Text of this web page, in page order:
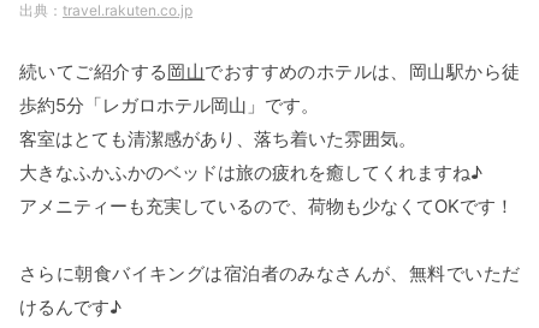
travel.rakuten.co.jp
続いてご紹介する岡山でおすすめのホテルは、岡山駅から徒
歩約5分「レガロホテル岡山」です。
客室はとても清潔感があり、落ち着いた雰囲気。
大きなふかふかのベッドは旅の疲れを癒してくれますね♪
アメニティーも充実しているので、荷物も少なくてOKです！
さらに朝食バイキングは宿泊者のみなさんが、無料でいただ
けるんです♪